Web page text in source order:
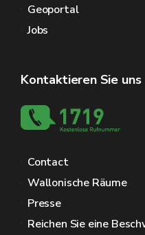
Geoportal
Jobs
Kontaktieren Sie uns
Contact
Wallonische Räume
Presse
Reichen Sie eine